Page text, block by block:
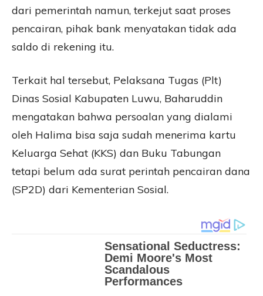
dari pemerintah namun, terkejut saat proses
pencairan, pihak bank menyatakan tidak ada
saldo di rekening itu.
Terkait hal tersebut, Pelaksana Tugas (Plt)
Dinas Sosial Kabupaten Luwu, Baharuddin
mengatakan bahwa persoalan yang dialami
oleh Halima bisa saja sudah menerima kartu
Keluarga Sehat (KKS) dan Buku Tabungan
tetapi belum ada surat perintah pencairan dana
(SP2D) dari Kementerian Sosial.